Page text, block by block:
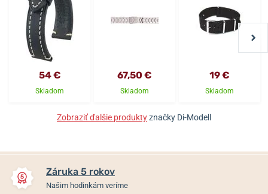
54 €
Skladom
67,50 €
Skladom
19 €
Skladom
Zobraziť ďalšie produktyznačky Di-Modell
Záruka 5 rokov
Našim hodinkám veríme